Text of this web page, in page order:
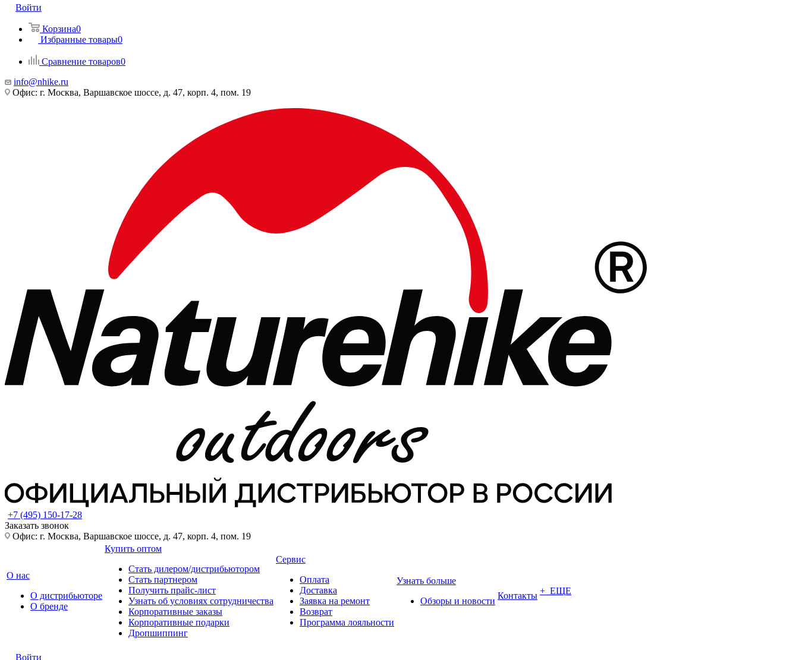
Войти
Корзина0
Избранные товары0
Сравнение товаров0
info@nhike.ru
Офис: г. Москва, Варшавское шоссе, д. 47, корп. 4, пом. 19
+7 (495) 150-17-28
Заказать звонок
Офис: г. Москва, Варшавское шоссе, д. 47, корп. 4, пом. 19
О нас
О дистрибьюторе
О бренде
Купить оптом
Стать дилером/дистрибьютором
Стать партнером
Получить прайс-лист
Узнать об условиях сотрудничества
Корпоративные заказы
Корпоративные подарки
Дропшиппинг
Сервис
Оплата
Доставка
Заявка на ремонт
Возврат
Программа лояльности
Узнать больше
Обзоры и новости
Контакты + ЕЩЕ
Войти